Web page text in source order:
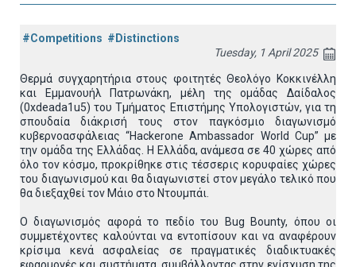
#Competitions #Distinctions
Tuesday, 1 April 2025
Θερμά συγχαρητήρια στους φοιτητές Θεολόγο Κοκκινέλλη
και Εμμανουήλ Πατρωνάκη, μέλη της ομάδας Δαίδαλος
(0xdeada1u5) του Τμήματος Επιστήμης Υπολογιστών, για τη
σπουδαία διάκρισή τους στον παγκόσμιο διαγωνισμό
κυβερνοασφάλειας “Hackerone Ambassador World Cup” με
την ομάδα της Ελλάδας. Η Ελλάδα, ανάμεσα σε 40 χώρες από
όλο τον κόσμο, προκρίθηκε στις τέσσερις κορυφαίες χώρες
του διαγωνισμού και θα διαγωνιστεί στον μεγάλο τελικό που
θα διεξαχθεί τον Μάιο στο Ντουμπάι.
Ο διαγωνισμός αφορά το πεδίο του Bug Bounty, όπου οι
συμμετέχοντες καλούνται να εντοπίσουν και να αναφέρουν
κρίσιμα κενά ασφαλείας σε πραγματικές διαδικτυακές